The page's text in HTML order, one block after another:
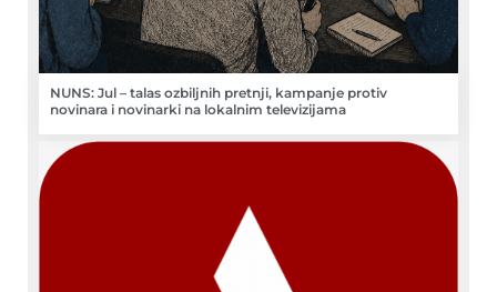
NUNS: Jul – talas ozbiljnih pretnji, kampanje protiv
novinara i novinarki na lokalnim televizijama